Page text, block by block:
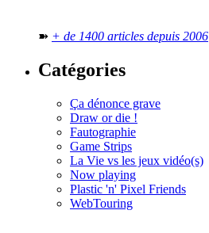
➽ + de 1400 articles depuis 2006
Catégories
Ça dénonce grave
Draw or die !
Fautographie
Game Strips
La Vie vs les jeux vidéo(s)
Now playing
Plastic 'n' Pixel Friends
WebTouring